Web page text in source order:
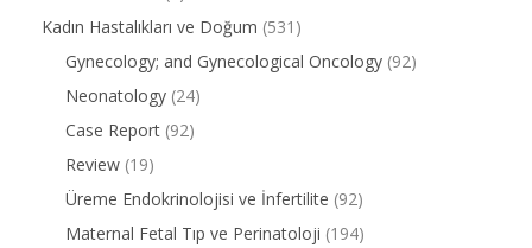
Kadın Hastalıkları ve Doğum (531)
Gynecology; and Gynecological Oncology (92)
Neonatology (24)
Case Report (92)
Review (19)
Üreme Endokrinolojisi ve İnfertilite (92)
Maternal Fetal Tıp ve Perinatoloji (194)